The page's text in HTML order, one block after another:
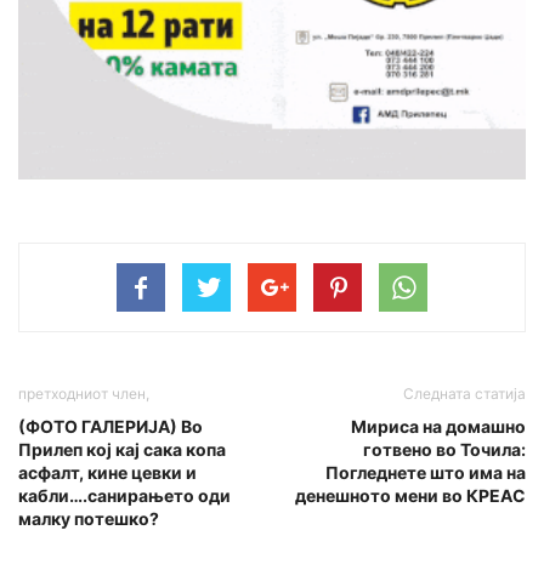
претходниот член,
(ФОТО ГАЛЕРИЈА) Во
Прилеп кој кај сака копа
асфалт, кине цевки и
кабли….санирањето оди
малку потешко?
Следната статија
Мириса на домашно
готвено во Точила:
Погледнете што има на
денешното мени во КРЕАС